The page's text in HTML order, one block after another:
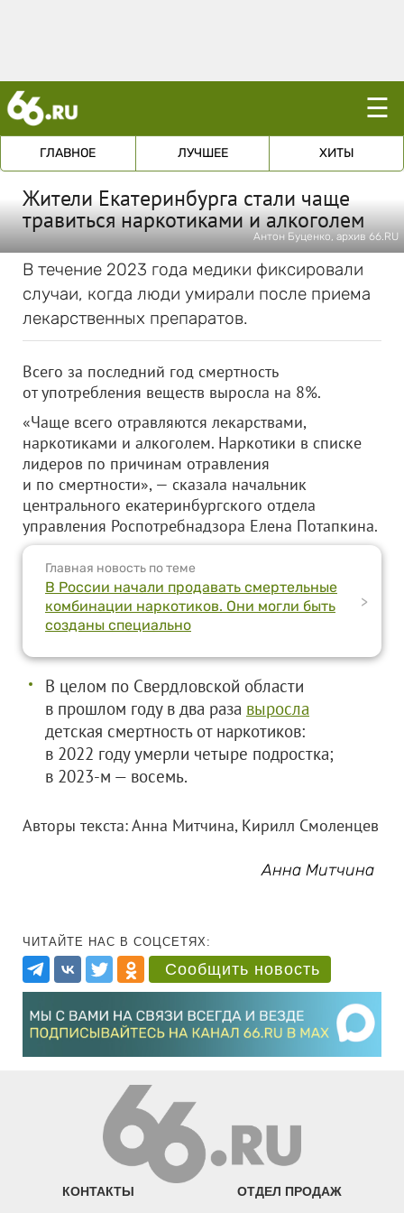
☰
ГЛАВНОЕ ЛУЧШЕЕ ХИТЫ
Жители Екатеринбурга стали чаще
травиться наркотиками и алкоголем
Антон Буценко, архив 66.RU
В течение 2023 года медики фиксировали
случаи, когда люди умирали после приема
лекарственных препаратов.
Всего за последний год смертность
от употребления веществ выросла на 8%.
«Чаще всего отравляются лекарствами,
наркотиками и алкоголем. Наркотики в списке
лидеров по причинам отравления
и по смертности», — сказала начальник
центрального екатеринбургского отдела
управления Роспотребнадзора Елена Потапкина.
Главная новость по теме
В России начали продавать смертельные
комбинации наркотиков. Они могли быть
созданы специально
>
В целом по Свердловской области
в прошлом году в два раза выросла
детская смертность от наркотиков:
в 2022 году умерли четыре подростка;
в 2023-м — восемь.
Авторы текста: Анна Митчина, Кирилл Смоленцев
Анна Митчина
ЧИТАЙТЕ НАС В СОЦСЕТЯХ:
Сообщить новость
КОНТАКТЫ ОТДЕЛ ПРОДАЖ